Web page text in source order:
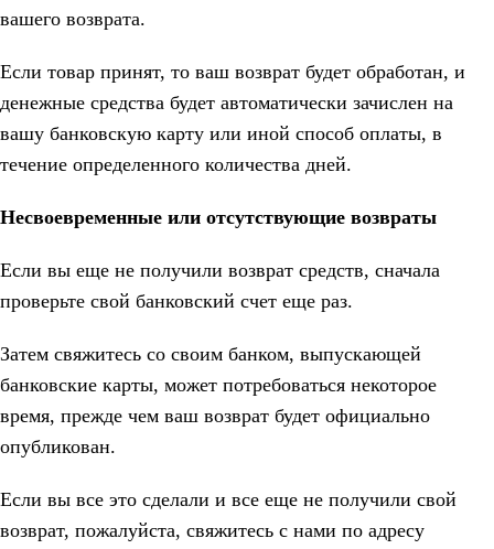
вашего возврата.
Если товар принят, то ваш возврат будет обработан, и
денежные средства будет автоматически зачислен на
вашу банковскую карту или иной способ оплаты, в
течение определенного количества дней.
Несвоевременные или отсутствующие возвраты
Если вы еще не получили возврат средств, сначала
проверьте свой банковский счет еще раз.
Затем свяжитесь со своим банком, выпускающей
банковские карты, может потребоваться некоторое
время, прежде чем ваш возврат будет официально
опубликован.
Если вы все это сделали и все еще не получили свой
возврат, пожалуйста, свяжитесь с нами по адресу